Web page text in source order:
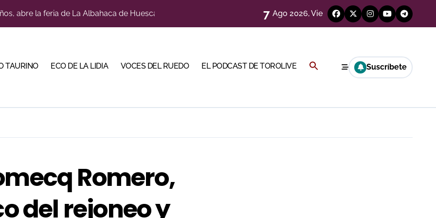
por los jóvenes con entradas desde un euro
la corrida de seis rejoneadores en El Puerto de Santa María esta noche
7 Ago 2026, Vie
TAURINO ECO DE LA LIDIA VOCES DEL RUEDO EL PODCAST DE TOROLIVE Buscar: Suscríbete
Romero,
del rejoneo y